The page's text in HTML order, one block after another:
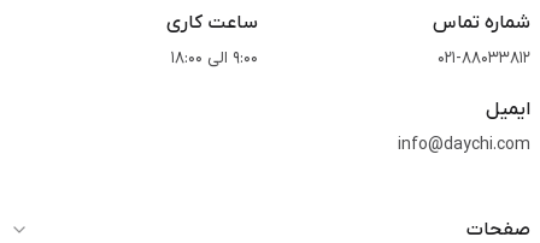
شماره تماس
021-88033812
ساعت کاری
9:00 الی 18:00
ایمیل
info@daychi.com
صفحات